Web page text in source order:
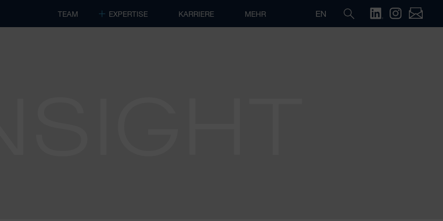
TEAM EXPERTISE KARRIERE MEHR EN